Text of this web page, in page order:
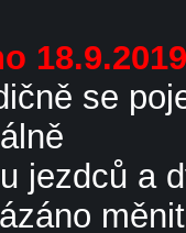
se
jezdců a